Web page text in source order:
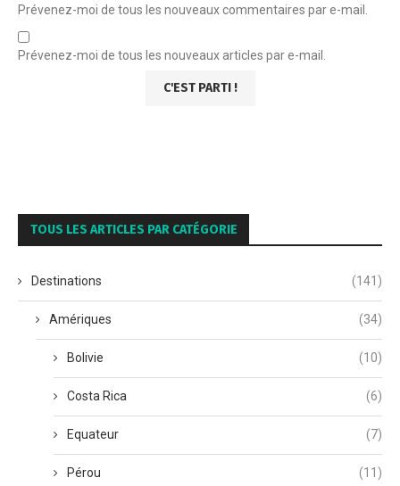
Prévenez-moi de tous les nouveaux commentaires par e-mail.
Prévenez-moi de tous les nouveaux articles par e-mail.
TOUS LES ARTICLES PAR CATÉGORIE
Destinations (141)
Amériques (34)
Bolivie (10)
Costa Rica (6)
Equateur (7)
Pérou (11)